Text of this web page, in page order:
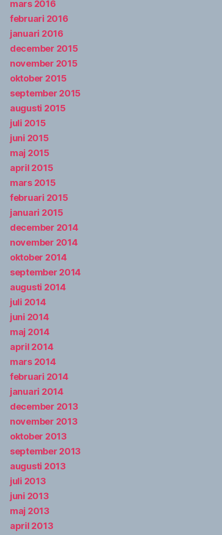
mars 2016
februari 2016
januari 2016
december 2015
november 2015
oktober 2015
september 2015
augusti 2015
juli 2015
juni 2015
maj 2015
april 2015
mars 2015
februari 2015
januari 2015
december 2014
november 2014
oktober 2014
september 2014
augusti 2014
juli 2014
juni 2014
maj 2014
april 2014
mars 2014
februari 2014
januari 2014
december 2013
november 2013
oktober 2013
september 2013
augusti 2013
juli 2013
juni 2013
maj 2013
april 2013